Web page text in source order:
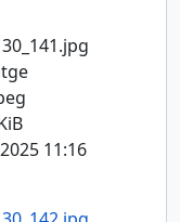
11:16